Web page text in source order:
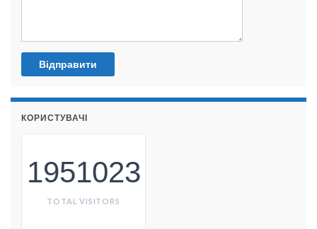
КОРИСТУВАЧІ
1951023
TOTAL VISITORS